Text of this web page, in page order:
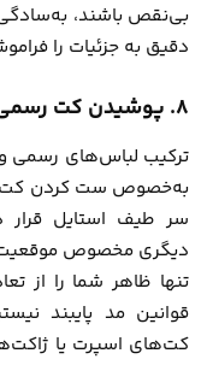
بی‌نقص باشند،
دقیق به جزئیات را
۸. پوشیدن کت رسمی با شلوار جین؛ ترکیبی نامتوازن
ترکیب لباس‌های رسمی و
به‌خصوص ست کردن کت
سر طیف استایل قرار
دیگری مخصوص
تنها ظاهر شما را از
قوانین مد پایبند
کت‌های اسپرت یا